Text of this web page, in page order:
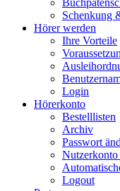
Schenkung
Hörer werden
Ihre Vorteile
Login
Hörerkonto
Bestelllisten
Archiv
Passwort
Nutzerkonto
Logout